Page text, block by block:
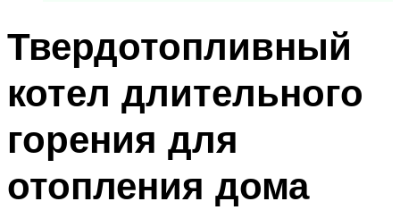
Твердотопливный
котел длительного
горения для
отопления дома